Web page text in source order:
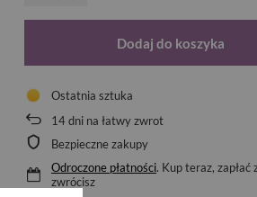
Dodaj do koszyka
Ostatnia sztuka
14dni na łatwy zwrot
Bezpieczne zakupy
Odroczone płatności. Kup teraz, zapłać
zwrócisz